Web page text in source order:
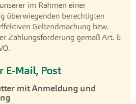
im Rahmen einer
überwiegenden berechtigten
Geltendmachung bzw.
Zahlungsforderung gemäß Art. 6
E-Mail, Post
mit Anmeldung und